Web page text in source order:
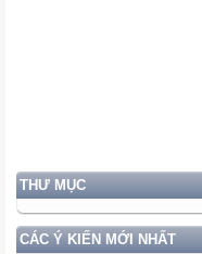
THƯ MỤC
CÁC Ý KIẾN MỚI NHẤT